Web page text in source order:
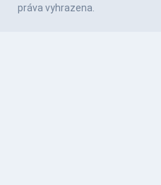
práva vyhrazena.